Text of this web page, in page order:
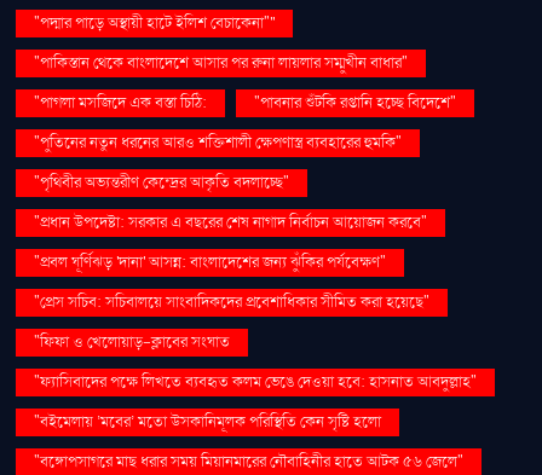
"পদ্মার পাড়ে অস্থায়ী হাটে ইলিশ বেচাকেনা"''
"পাকিস্তান থেকে বাংলাদেশে আসার পর রুনা লায়লার সম্মুখীন বাধার"
"পাগলা মসজিদে এক বস্তা চিঠি:
"পাবনার শুঁটকি রপ্তানি হচ্ছে বিদেশে"
"পুতিনের নতুন ধরনের আরও শক্তিশালী ক্ষেপণাস্ত্র ব্যবহারের হুমকি"
"পৃথিবীর অভ্যন্তরীণ কেন্দ্রের আকৃতি বদলাচ্ছে"
"প্রধান উপদেষ্টা: সরকার এ বছরের শেষ নাগাদ নির্বাচন আয়োজন করবে"
"প্রবল ঘূর্ণিঝড় 'দানা' আসন্ন: বাংলাদেশের জন্য ঝুঁকির পর্যবেক্ষণ"
"প্রেস সচিব: সচিবালয়ে সাংবাদিকদের প্রবেশাধিকার সীমিত করা হয়েছে"
"ফিফা ও খেলোয়াড়-ক্লাবের সংঘাত
"ফ্যাসিবাদের পক্ষে লিখতে ব্যবহৃত কলম ভেঙে দেওয়া হবে: হাসনাত আবদুল্লাহ"
"বইমেলায় ‘মবের’ মতো উসকানিমূলক পরিস্থিতি কেন সৃষ্টি হলো
"বঙ্গোপসাগরে মাছ ধরার সময় মিয়ানমারের নৌবাহিনীর হাতে আটক ৫৬ জেলে"